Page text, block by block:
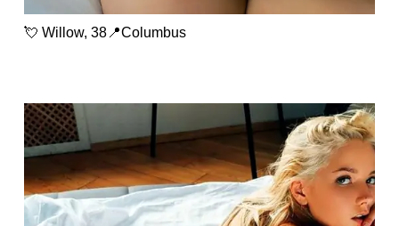
💘 Willow, 38📍Columbus